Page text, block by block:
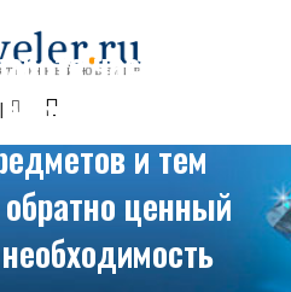
часто
золота с
и тем
ценный